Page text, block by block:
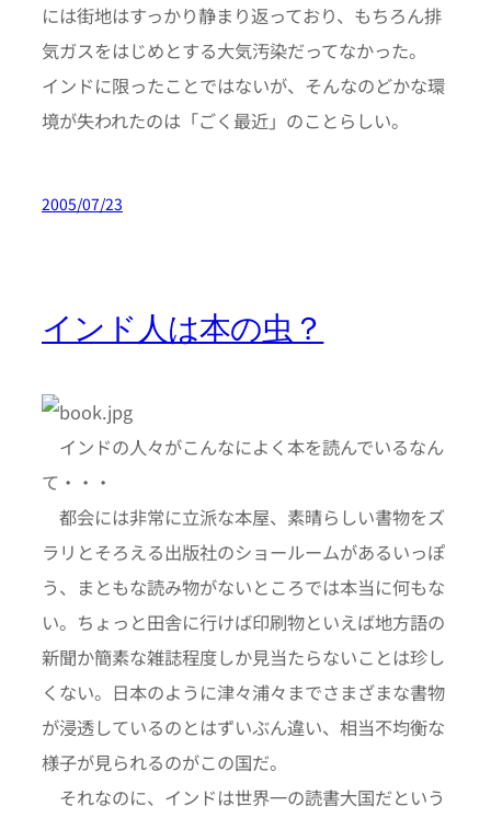
には街地はすっかり静まり返っており、もちろん排
気ガスをはじめとする大気汚染だってなかった。
インドに限ったことではないが、そんなのどかな環
境が失われたのは「ごく最近」のことらしい。
2005/07/23
インド人は本の虫？
インドの人々がこんなによく本を読んでいるなん
て・・・
都会には非常に立派な本屋、素晴らしい書物をズ
ラリとそろえる出版社のショールームがあるいっぽ
う、まともな読み物がないところでは本当に何もな
い。ちょっと田舎に行けば印刷物といえば地方語の
新聞か簡素な雑誌程度しか見当たらないことは珍し
くない。日本のように津々浦々までさまざまな書物
が浸透しているのとはずいぶん違い、相当不均衡な
様子が見られるのがこの国だ。
それなのに、インドは世界一の読書大国だという